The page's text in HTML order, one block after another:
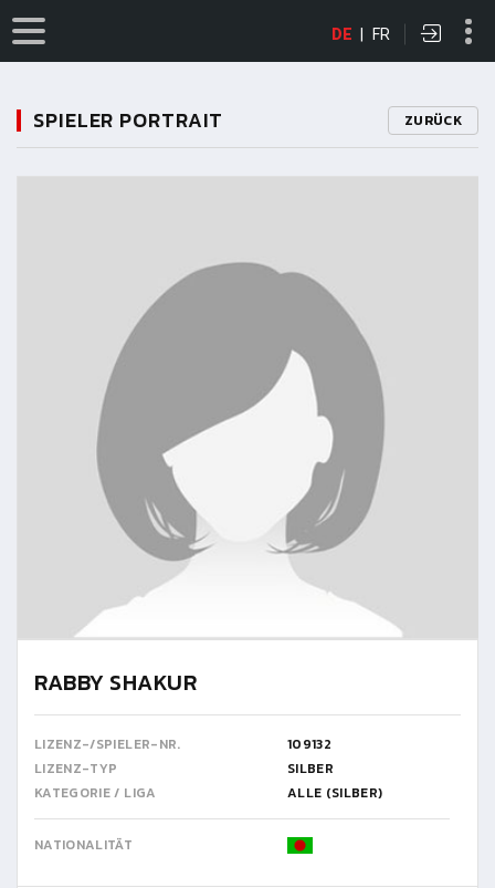
DE | FR
SPIELER PORTRAIT ZURÜCK
RABBY SHAKUR
LIZENZ-/SPIELER-NR.
109132
LIZENZ-TYP
SILBER
KATEGORIE / LIGA
ALLE (SILBER)
NATIONALITÄT